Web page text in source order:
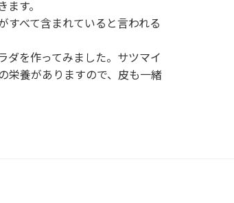
す。
すべて含まれていると言われる
ダを作ってみました。サツマイ
栄養がありますので、皮も一緒